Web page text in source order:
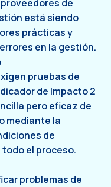
de
está siendo
prácticas y
en la gestión.
pruebas de
de Impacto 2
pero eficaz de
mediante la
de
el proceso.
problemas de